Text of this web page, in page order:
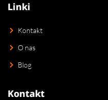
Linki
Kontakt
O nas
Blog
Kontakt